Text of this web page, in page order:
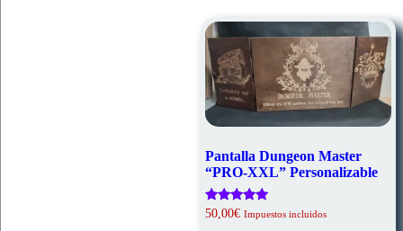
Pantalla Dungeon Master
“PRO-XXL” Personalizable
Valorado
con
50,00€ Impuestos incluidos